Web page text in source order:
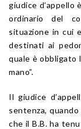
giudice d’appello
ordinario del
situazione in cui
destinati ai
quale è obbligato
mano”.
Il giudice
sentenza,
che il B.B. ha